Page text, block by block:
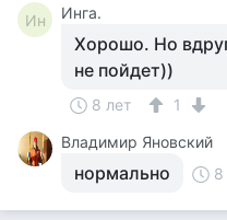
Ин Инга.
Хорошо. Но
не пойдет))
8 лет
1
Владимир Яновский
нормально 8